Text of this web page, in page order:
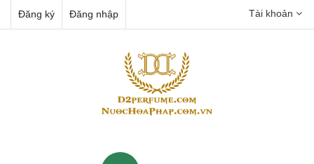
Đăng ký Đăng nhập Tài khoản